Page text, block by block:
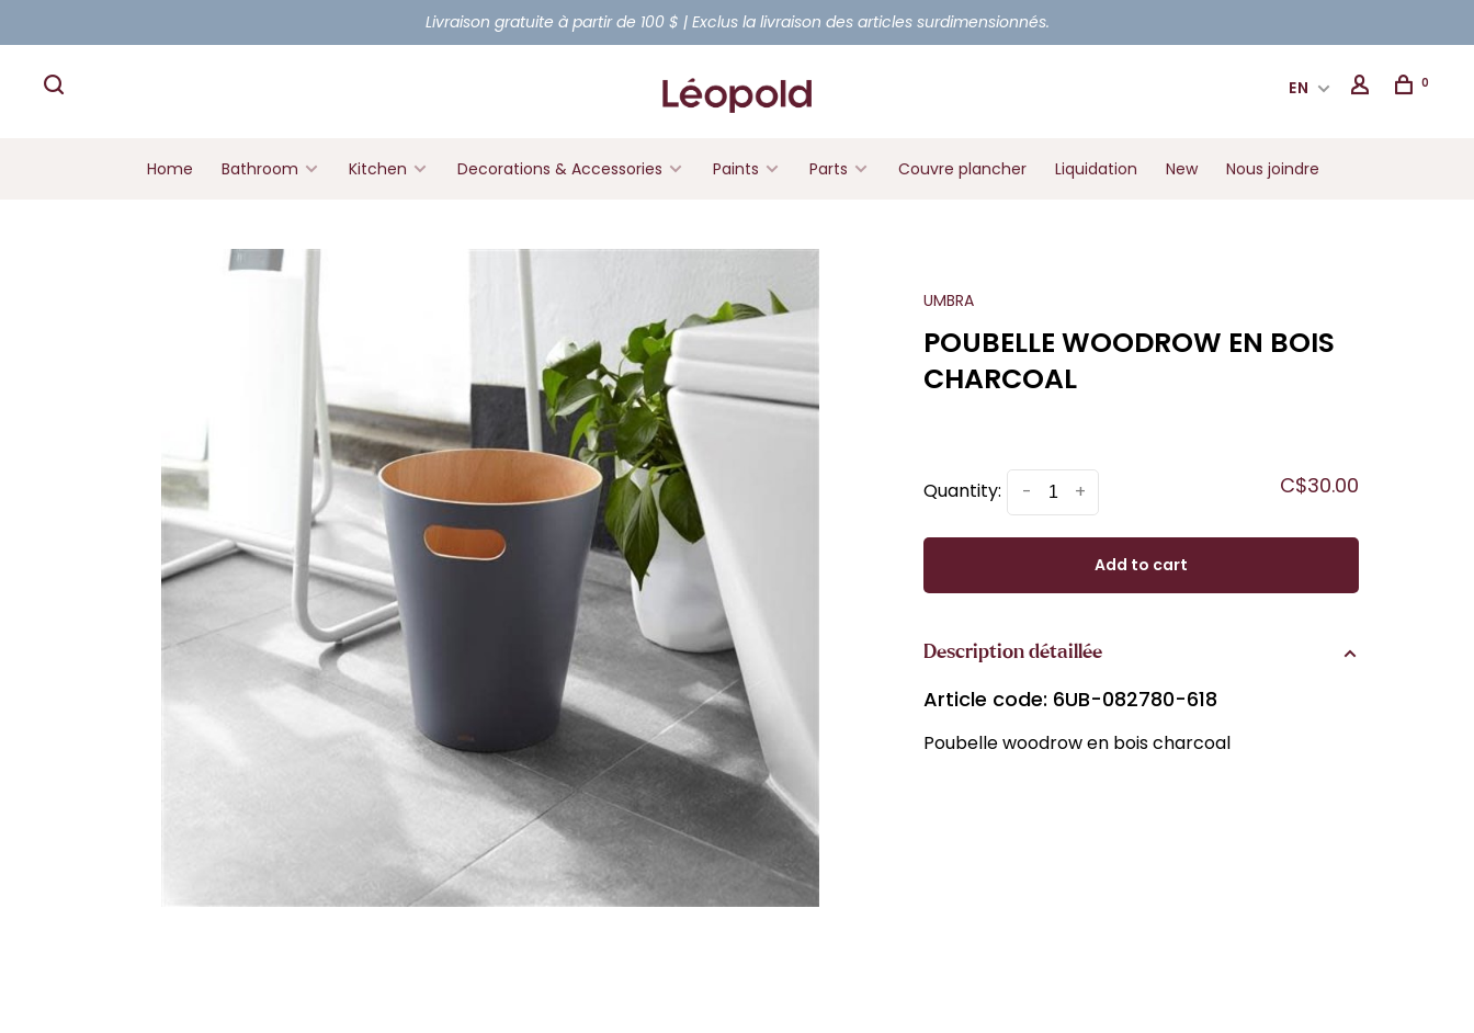
Livraison gratuite à partir de 100 $ | Exclus la livraison des articles surdimensionnés.
EN 0
Home Bathroom Kitchen Decorations & Accessories Paints Parts Couvre plancher Liquidation New Nous joindre
UMBRA
POUBELLE WOODROW EN BOIS
CHARCOAL
Quantity: +
- C$30.00
Add to cart
Description détaillée
Article code: 6UB-082780-618
Poubelle woodrow en bois charcoal